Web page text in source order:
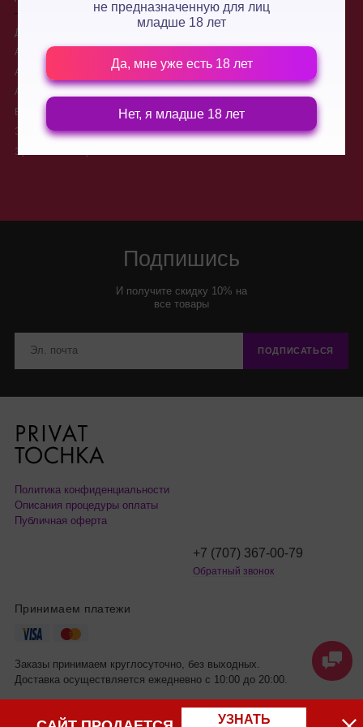
не предназначенную для лиц
младше 18 лет
Да, мне уже есть 18 лет
Нет, я младше 18 лет
Для двоих
Анальные стимуляторы
Анальные пробки
Анальные шарики, цепочки
Вибраторы для двоих
Электростимуляторы
Эротические игры
Доставка
Контакты
Новости
Условия обмена и возврата
Подпишись
И получите скидку 10% на
все товары
ПОДПИСАТЬСЯ
Политика конфиденциальности
Описания процедуры оплаты
Публичная оферта
+7 (707) 367-00-79
Обратный звонок
Принимаем платежи
Заказы принимаем круглосуточно, без выходных.
Доставка осуществляется ежедневно с 10:00 до 20:00.
УЗНАТЬ